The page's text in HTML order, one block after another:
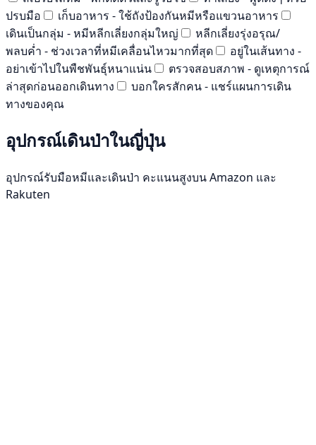
ปรบมือ
เก็บอาหาร - ใช้ถังป้องกันหมีหรือแขวนอาหาร
เดินเป็นกลุ่ม - หมีหลีกเลี่ยงกลุ่มใหญ่
หลีกเลี่ยงรุ่งอรุณ/
พลบค่ำ - ช่วงเวลาที่หมีเคลื่อนไหวมากที่สุด
อยู่ในเส้นทาง -
อย่าเข้าไปในพืชพันธุ์หนาแน่น
ตรวจสอบสภาพ - ดูเหตุการณ์
ล่าสุดก่อนออกเดินทาง
บอกใครสักคน - แชร์แผนการเดิน
ทางของคุณ
อุปกรณ์เดินป่าในญี่ปุ่น
อุปกรณ์รับมือหมีและเดินป่า คะแนนสูงบน Amazon และ
Rakuten